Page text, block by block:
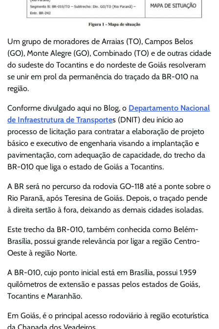
Um grupo de moradores de Arraias (TO), Campos Belos
(GO), Monte Alegre (GO), Combinado (TO) e de outras cidade
do sudeste do Tocantins e do nordeste de Goiás resolveram
se unir em prol da permanência do traçado da BR-010 na
região.
Conforme divulgado aqui no Blog, o Departamento Nacional
de Infraestrutura de Transportes (DNIT) deu início ao
processo de licitação para contratar a elaboração de projeto
básico e executivo de engenharia visando a implantação e
pavimentação, com adequação de capacidade, do trecho da
BR-010 que liga o estado de Goiás a Tocantins.
A BR será no percurso da rodovia GO-118 até a ponte sobre o
Rio Paranã, após Teresina de Goiás. Depois, o traçado pende
à direita sertão à fora, deixando as demais cidades isoladas.
Este trecho da BR-010, também conhecida como Belém-
Brasília, possui grande relevância por ligar a região Centro-
Oeste à região Norte.
A BR-010, cujo ponto inicial está em Brasília, possui 1.959
quilômetros de extensão e passas pelos estados de Goiás,
Tocantins e Maranhão.
Em Goiás, é o principal acesso rodoviário à região ecoturística
da Chapada dos Veadeiros.